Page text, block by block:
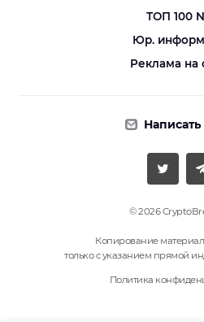
ТОП 100
Юр.
Реклама на
© 2026
Копирование
только с указанием прямой
Политика